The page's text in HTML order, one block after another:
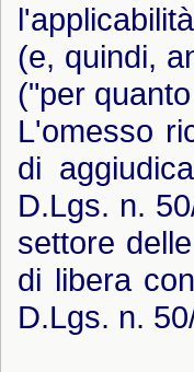
(e, quindi,
("per
L'omesso
di
D.Lgs. n.
settore
di libera
D.Lgs. n.